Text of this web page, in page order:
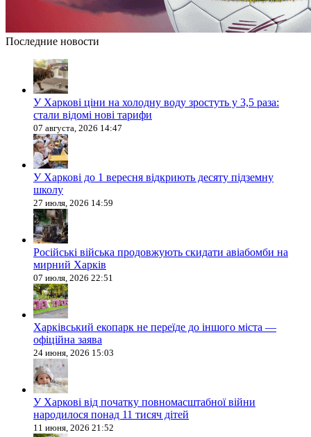
Последние новости
У Харкові ціни на холодну воду зростуть у 3,5 раза:
стали відомі нові тарифи
07 августа, 2026 14:47
У Харкові до 1 вересня відкриють десяту підземну
школу
27 июля, 2026 14:59
Російські війська продовжують скидати авіабомби на
мирний Харків
07 июля, 2026 22:51
Харківський екопарк не переїде до іншого міста —
офіційна заява
24 июня, 2026 15:03
У Харкові від початку повномасштабної війни
народилося понад 11 тисяч дітей
11 июня, 2026 21:52